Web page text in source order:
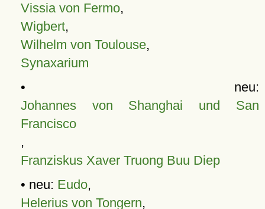
Vissia von Fermo,
Wigbert,
Wilhelm von Toulouse,
Synaxarium
• neu:
Johannes von Shanghai und San
Francisco
,
Franziskus Xaver Truong Buu Diep
• neu: Eudo,
Helerius von Tongern,